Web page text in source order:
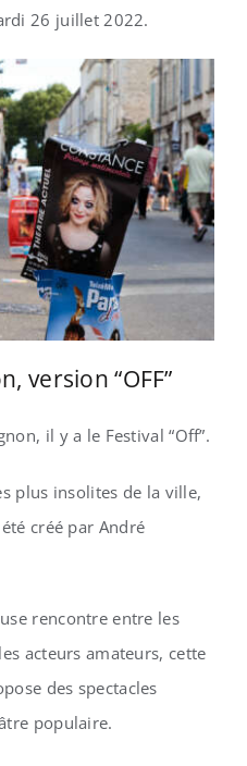
26 juillet 2022.
version “OFF”
il y a le Festival “Off”.
plus insolites de la ville,
créé par André
rencontre entre les
acteurs amateurs, cette
des spectacles
populaire.